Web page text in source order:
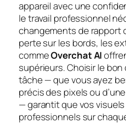
appareil avec une
le travail professionnel
changements de rapport
perte sur les bords, les
commeOverchat AI
supérieurs. Choisir le
tâche — que vous ayez
précis des pixels ou
— garantit que vos
professionnels sur